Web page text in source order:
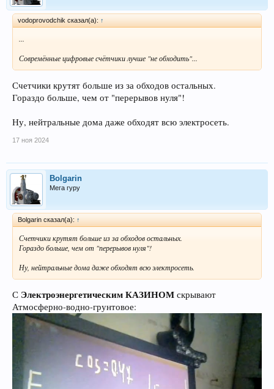
vodoprovodchik сказал(а): ↑
...
Совремённые цифровые счётчики лучше "не обходить"...
Счетчики крутят больше из за обходов остальных.
Гораздо больше, чем от "перерывов нуля"!
Ну, нейтральные дома даже обходят всю электросеть.
17 ноя 2024
Bolgarin
Мега гуру
Bolgarin сказал(а): ↑
Счетчики крутят больше из за обходов остальных.
Гораздо больше, чем от "перерывов нуля"!
Ну, нейтральные дома даже обходят всю электросеть.
С Электроэнергетическим КАЗИНОМ скрывают
Атмосферно-водно-грунтовое: